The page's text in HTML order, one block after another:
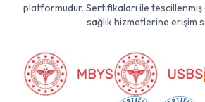
platformudur. Sertifikaları ile tescillenmiş
sağlık hizmetlerine erişim